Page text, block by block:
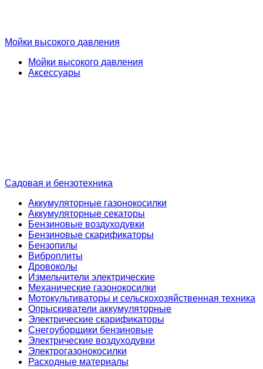
Мойки высокого давления
Мойки высокого давления
Аксессуары
Садовая и бензотехника
Аккумуляторные газонокосилки
Аккумуляторные секаторы
Бензиновые воздуходувки
Бензиновые скарификаторы
Бензопилы
Виброплиты
Дровоколы
Измельчители электрические
Механические газонокосилки
Мотокультиваторы и сельскохозяйственная техника
Опрыскиватели аккумуляторные
Электрические скарификаторы
Снегоуборщики бензиновые
Электрические воздуходувки
Электрогазонокосилки
Расходные материалы